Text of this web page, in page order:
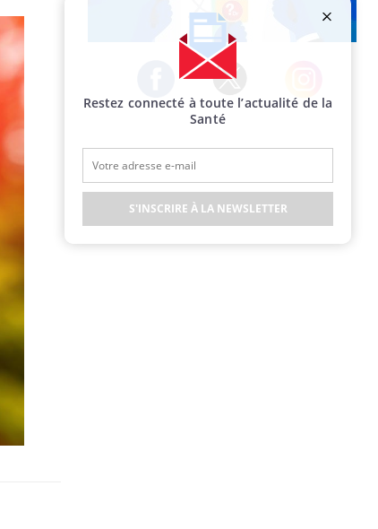
Facebook Twitter Instagram
Restez connecté à toute l’actualité de la
Santé
S'INSCRIRE À LA NEWSLETTER